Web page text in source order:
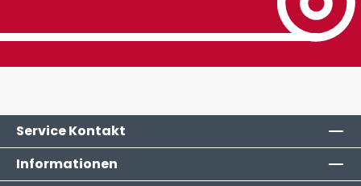
Service Kontakt
Informationen